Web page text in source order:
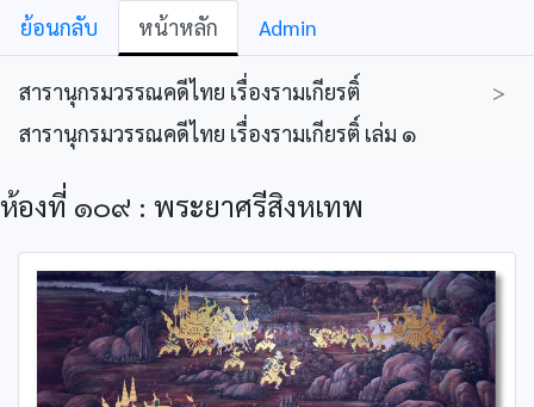
ย้อนกลับ หน้าหลัก Admin
สารานุกรมวรรณคดีไทย เรื่องรามเกียรติ์
>
สารานุกรมวรรณคดีไทย เรื่องรามเกียรติ์ เล่ม ๑
ห้องที่ ๑๐๙ : พระยาศรีสิงหเทพ